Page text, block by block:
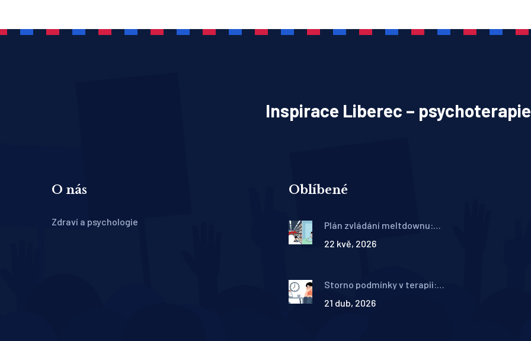
Inspirace Liberec – psychoterapie
O nás
Zdraví a psychologie
Oblíbené
Plán zvládání meltdownu:
školu
22 kvě, 2026
Storno podmínky v terapii:
přijít na sezení?
21 dub, 2026